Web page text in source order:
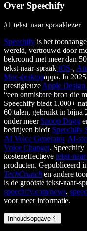
Over Speechify
#1 tekst-naar-spraaklezer
Speechify is het
wereld, vertrouwd door
bekroond met meer dan
tekst-naar-spraak iOS-,
Mac-desktopapps. In
prestigieuze Apple Design
“een onmisbare bron die
Speechify biedt 1.000+
60 talen, gebruikt in bijna
onder meer Snoop Dogg
bedrijven biedt Speechify
AI Voice Generator, AI-
Voice Changer. Speechify
kosteneffectieve tekst-
producten. Gepubliceerd in
TechCrunch en andere
is de grootste tekst-naar-
speechify.com/news,
voor meer informatie.
Inhoudsopgave